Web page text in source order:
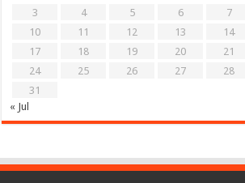
3
4 5 6 7
10
11 12 13 14
17
18 19 20 21
24
25 26 27 28
31
« Jul